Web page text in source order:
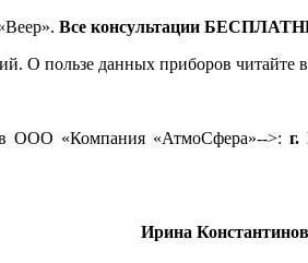
Все консультации
О пользе данных приборов
ООО «Компания «АтмоСфера»-->: г.
Ирина